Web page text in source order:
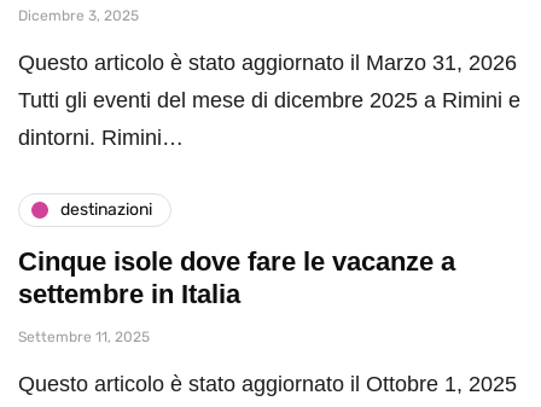
Dicembre 3, 2025
Questo articolo è stato aggiornato il Marzo 31, 2026
Tutti gli eventi del mese di dicembre 2025 a Rimini e
dintorni. Rimini…
destinazioni
Cinque isole dove fare le vacanze a
settembre in Italia
Settembre 11, 2025
Questo articolo è stato aggiornato il Ottobre 1, 2025